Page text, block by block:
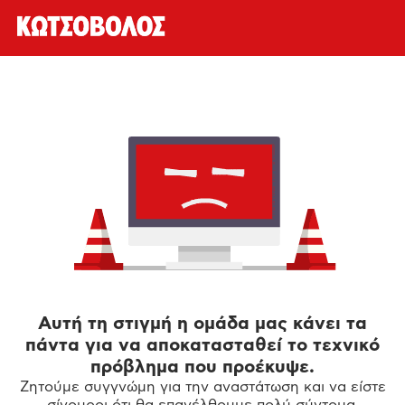
Αυτή τη στιγμή η ομάδα μας κάνει τα
πάντα για να αποκατασταθεί το τεχνικό
πρόβλημα που προέκυψε.
Ζητούμε συγγνώμη για την αναστάτωση και να είστε